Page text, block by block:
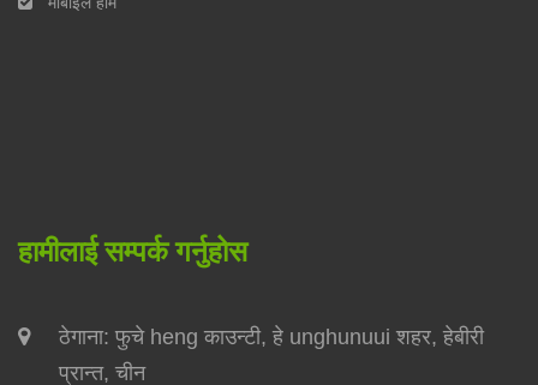
हामीलाई सम्पर्क गर्नुहोस
ठेगाना: फुचे heng काउन्टी, हे unghunuui शहर, हेबीरी
प्रान्त, चीन